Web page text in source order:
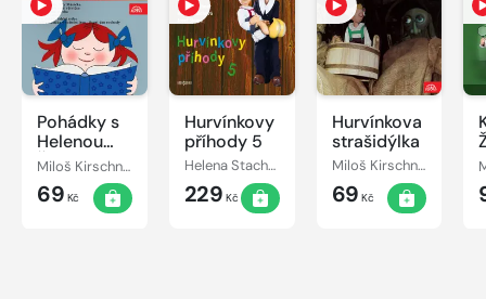
Pohádky s
Helenou
ŠtáchovouMiloš Kirschner, Vladimír Straka
69 Kč
Hurvínkovy
příhody 5
Helena Stachová, Miloš Kirschner
229 Kč
Hurvínkova
strašidýlka
Miloš Kirschner, Pavel Grym
69 Kč